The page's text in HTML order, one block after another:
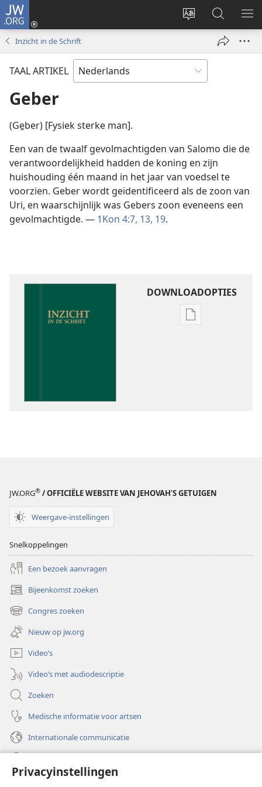
Privacyinstellingen
JW.ORG
Taal
wijzigen
Inloggen
(opent
Zoeken
op
JW.ORG
Inzicht in de Schrift
TAAL ARTIKEL
Geber
(Ge̱ber) [Fysiek sterke man].
Een van de twaalf gevolmachtigden van Salomo die de
verantwoordelijkheid hadden de koning en zijn
huishouding één maand in het jaar van voedsel te
voorzien. Geber wordt geïdentificeerd als de zoon van
Uri, en waarschijnlijk was Gebers zoon eveneens een
gevolmachtigde. — 1Kon 4:7, 13, 19.
DOWNLOADOPTIES
JW.ORG® / OFFICIËLE WEBSITE VAN JEHOVAH’S GETUIGEN
Weergave-instellingen
Snelkoppelingen
Een bezoek aanvragen
Bijeenkomst zoeken
(opent
nieuw
venster)
Congres zoeken
(opent
nieuw
venster)
Nieuw op jw.org
Video’s
Video’s met audiodescriptie
Zoeken
Medische informatie voor artsen
Internationale communicatie